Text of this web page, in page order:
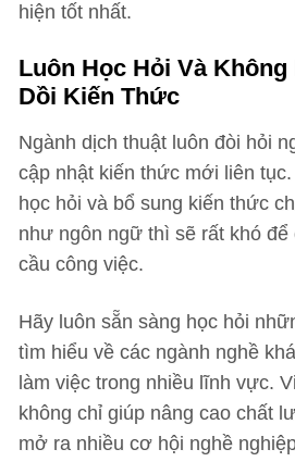
hiện tốt nhất.
Luôn Học Hỏi Và
Dồi Kiến Thức
Ngành dịch thuật luôn đòi hỏi
cập nhật kiến thức mới liên
học hỏi và bổ sung kiến thức
như ngôn ngữ thì sẽ rất khó
cầu công việc.
Hãy luôn sẵn sàng học hỏi
tìm hiểu về các ngành nghề
làm việc trong nhiều lĩnh vực.
không chỉ giúp nâng cao chất
mở ra nhiều cơ hội nghề